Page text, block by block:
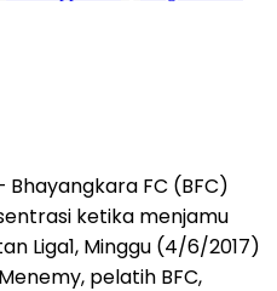
Bhayangkara FC (BFC)
ketika menjamu
Liga1, Minggu (4/6/2017)
pelatih BFC,